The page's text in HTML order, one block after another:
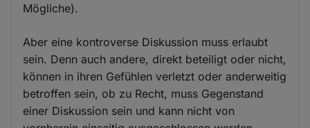
Mögliche).
Aber eine kontroverse Diskussion muss erlaubt
sein. Denn auch andere, direkt beteiligt oder nicht,
können in ihren Gefühlen verletzt oder anderweitig
betroffen sein, ob zu Recht, muss Gegenstand
einer Diskussion sein und kann nicht von